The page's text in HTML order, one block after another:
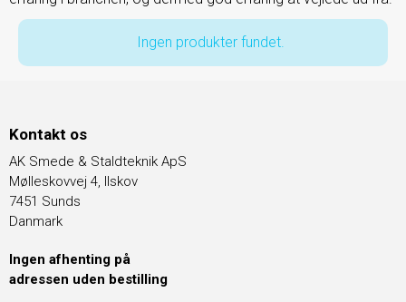
Ingen produkter fundet.
Kontakt os
AK Smede & Staldteknik ApS
Mølleskovvej 4, Ilskov
7451 Sunds
Danmark
Ingen afhenting på
adressen uden bestilling